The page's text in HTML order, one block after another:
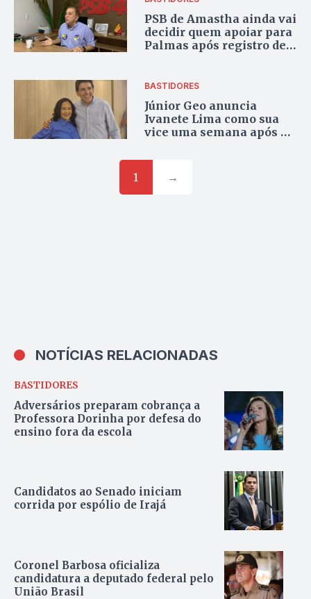
PSB de Amastha ainda vai
decidir quem apoiar para
Palmas após registro de
BASTIDORES
Júnior Geo anuncia
Ivanete Lima como sua
vice uma semana após as
1 →
NOTÍCIAS RELACIONADAS
BASTIDORES
Adversários preparam cobrança a
Professora Dorinha por defesa do
ensino fora da escola
Candidatos ao Senado iniciam
corrida por espólio de Irajá
Coronel Barbosa oficializa
candidatura a deputado federal pelo
União Brasil